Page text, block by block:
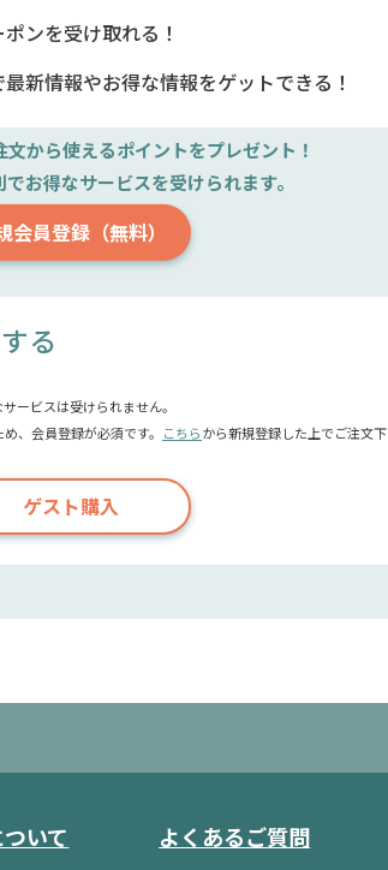
ンを受け取れる！
新情報やお得な情報をゲットできる！
文から使えるポイントをプレゼント！
でお得なサービスを受けられます。
会員登録（無料）
る
ービスは受けられません。
、会員登録が必須です。 こちらから新規登録した上でご注文下
ゲスト購入
いて よくあるご質問